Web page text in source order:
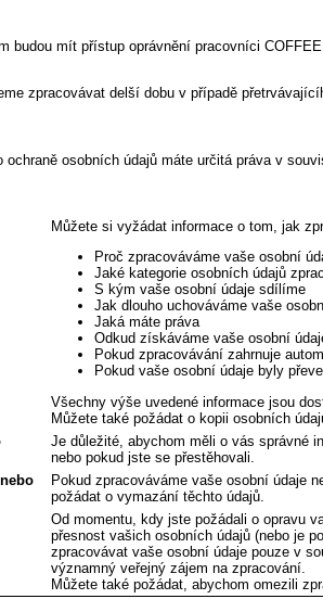
budou mít přístup oprávnění pracovníci
zpracovávat delší dobu v případě
ochraně osobních údajů máte určitá práva v
Můžete si vyžádat informace o tom, jak
Proč zpracováváme vaše osobní
Jaké kategorie osobních údajů
S kým vaše osobní údaje sdílíme
Jak dlouho uchováváme vaše
Jaká máte práva
Odkud získáváme vaše osobní
Pokud zpracovávání zahrnuje
Pokud vaše osobní údaje byly
Všechny výše uvedené informace jsou
Můžete také požádat o kopii osobních
Je důležité, abychom měli o vás správné
nebo pokud jste se přestěhovali.
Pokud zpracováváme vaše osobní údaje
požádat o vymazání těchto údajů.
Od momentu, kdy jste požádali o opravu
přesnost vašich osobních údajů (nebo je
zpracovávat vaše osobní údaje pouze v
významný veřejný zájem na zpracování.
Můžete také požádat, abychom omezili